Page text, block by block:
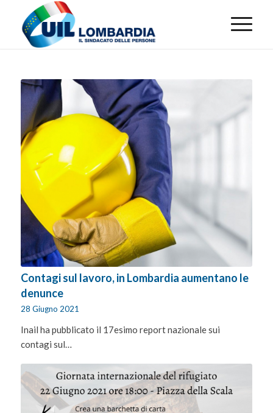
Contagi sul lavoro, in Lombardia aumentano le
denunce
28 Giugno 2021
Inail ha pubblicato il 17esimo report nazionale sui
contagi sul…